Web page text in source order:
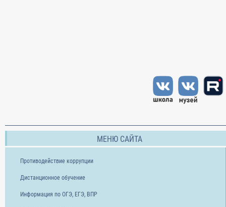
МЕНЮ САЙТА
Противодействие коррупции
Дистанционное обучение
Информация по ОГЭ, ЕГЭ, ВПР